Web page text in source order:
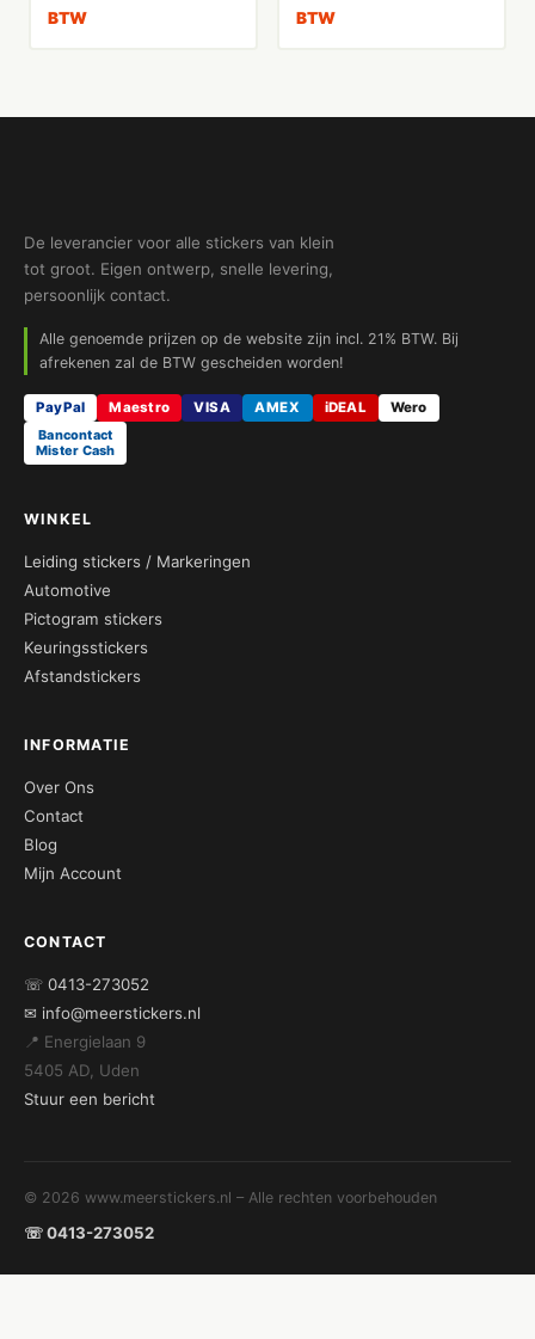
BTW
BTW
De leverancier voor alle stickers van klein
tot groot. Eigen ontwerp, snelle levering,
persoonlijk contact.
Alle genoemde prijzen op de website zijn incl. 21% BTW. Bij
afrekenen zal de BTW gescheiden worden!
PayPal Maestro VISA AMEX iDEAL
Wero
Bancontact
Mister Cash
WINKEL
Leiding stickers / Markeringen
Automotive
Pictogram stickers
Keuringsstickers
Afstandstickers
INFORMATIE
Over Ons
Contact
Blog
Mijn Account
CONTACT
☏ 0413-273052
✉ info@meerstickers.nl
📍 Energielaan 9
5405 AD, Uden
Stuur een bericht
© 2026 www.meerstickers.nl – Alle rechten voorbehouden
☏ 0413-273052